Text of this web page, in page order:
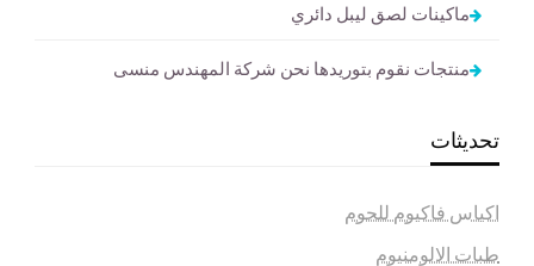
ماكينات لصق ليبل دائري
منتجات نقوم بتوريدها نحن شركة المهندس منسى
تحديثات
اكياس فاكيوم للحوم
طبات الالومنيوم